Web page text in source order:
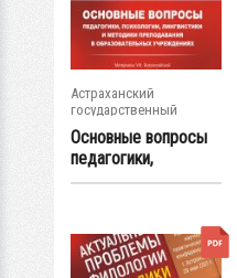
Астраханский
государственный
университет
Основные вопросы
педагогики,
психологии,...